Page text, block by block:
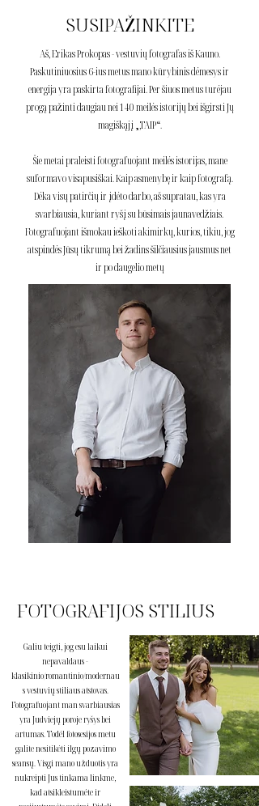
SUSIPAŽINKITE
Aš, Erikas Prokopas - vestuvių fotografas iš Kauno.
Paskutiniuosius 6-ius metus mano kūrybinis dėmesys ir
energija yra paskirta fotografijai. Per šiuos metus turėjau
progą pažinti daugiau nei 140 meilės istorijų bei išgirsti Jų
magiškąjį „,TAIP“.
Šie metai praleisti fotografuojant meilės istorijas, mane
suformavo visapusiškai. Kaip asmenybę ir kaip fotografą.
Dėka visų patirčių ir įdėto darbo, aš supratau, kas yra
svarbiausia, kuriant ryšį su būsimais jaunavedžiais.
Fotografuojant išmokau ieškoti akimirkų, kurios, tikiu, jog
atspindės Jūsų tikrumą bei žadins šilčiausius jausmus net
ir po daugelio metų
FOTOGRAFIJOS STILIUS
Galiu teigti, jog esu laikui
nepavaldaus -
klasikinio/romantinio/modernau
s vestuvių stiliaus atstovas.
Fotografuojant man svarbiausias
yra Judviejų poroje ryšys bei
artumas. Todėl fotosesijos metu
galite nesitikėti ilgų pozavimo
seansų. Visgi mano užduotis yra
nukreipti Jus tinkama linkme,
kad atsikleistumėte ir